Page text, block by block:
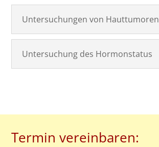
Untersuchungen von Hauttumoren
Untersuchung des Hormonstatus
Termin vereinbaren: